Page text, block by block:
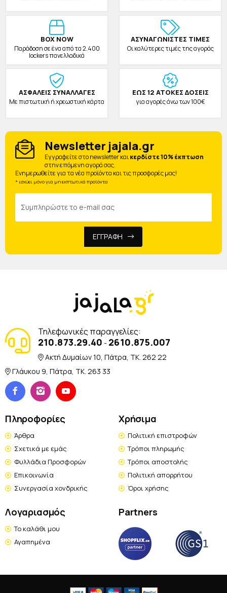
BOX NOW
Παράδοση σε ένα από τα 2.400
lockers πανελλαδικά
ΑΣΥΝΑΓΩΝΙΣΤΕΣ ΤΙΜΕΣ
Οι καλύτερες τιμές της αγοράς
ΑΣΦΑΛΕΙΣ ΣΥΝΑΛΛΑΓΕΣ
Με πιστωτική ή χρεωστική κάρτα
ΕΩΣ 12 ΑΤΟΚΕΣ ΔΟΣΕΙΣ
για αγορές άνω των 100€
Newsletter jajala.gr
Eγγραφείτε στο newsletter καικερδίστε 10% έκπτωση
στην επόμενη αγορά σας.
Ενημερωθείτε για τα νέα προϊόντα και τις προσφορές μας!
* ισχύει μόνο για μη εκπτωτικά προϊόντα
ΕΓΓΡΑΦΗ
Τηλεφωνικές παραγγελίες:
210.873.29.40 - 2610.875.007
Ακτή Δυμαίων 10, Πάτρα, TK. 262 22
Γλάυκου 9, Πάτρα, TK. 263 33
Πληροφορίες
Άρθρα
Σχετικά με εμάς
Φυλλάδια Προσφορών
Επικοινωνία
Συνεργασία χονδρικής
Χρήσιμα
Πολιτική επιστροφών
Τρόποι πληρωμής
Τρόποι αποστολής
Πολιτική απορρήτου
Όροι χρήσης
Λογαριασμός
Το καλάθι μου
Αγαπημένα
Partners